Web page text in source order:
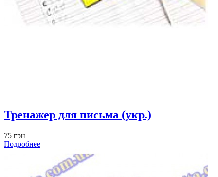
Тренажер для письма (укр.)
75 грн
Подробнее